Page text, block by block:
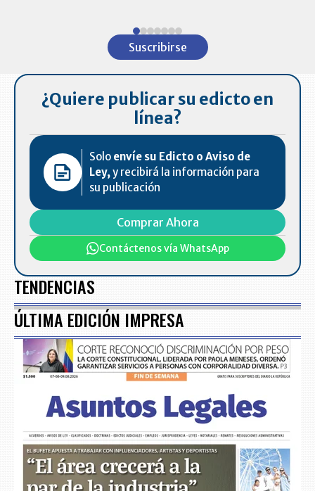
Suscribirse
¿Quiere publicar su edicto en
línea?
Solo envíe su Edicto o Aviso de
Ley,y recibirá la información para
su publicación
Comprar Ahora
Contáctenos vía WhatsApp
TENDENCIAS
ÚLTIMA EDICIÓN IMPRESA